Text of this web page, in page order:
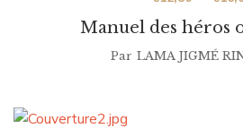
Manuel des héros
Par LAMA JIGMÉ